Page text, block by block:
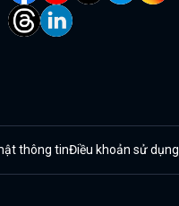
thông tinĐiều khoản sử dụng